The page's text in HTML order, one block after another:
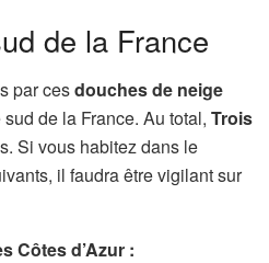
de la France
par cesdouches de neige
de la France. Au total, Trois
Si vous habitez dans le
il faudra être vigilant sur
Côtes d’Azur :